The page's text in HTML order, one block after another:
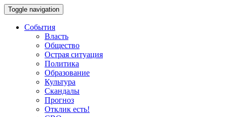
Toggle navigation
События
Власть
Общество
Острая ситуация
Политика
Образование
Культура
Скандалы
Прогноз
Отклик есть!